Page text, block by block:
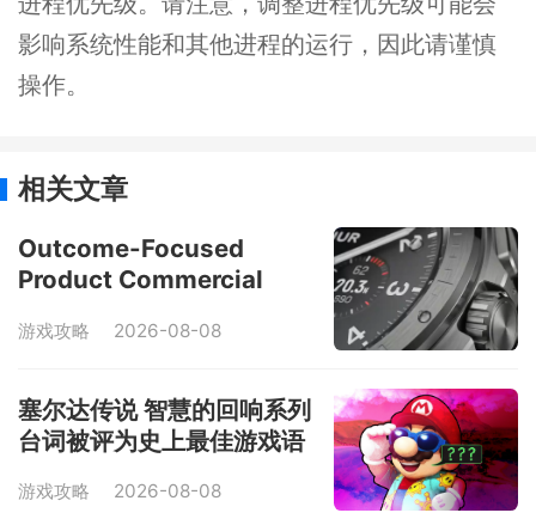
影响系统性能和其他进程的运行，因此请谨慎
操作。
相关文章
Outcome-Focused
Product Commercial
游戏攻略 2026-08-08
塞尔达传说 智慧的回响系列
台词被评为史上最佳游戏语
游戏攻略 2026-08-08